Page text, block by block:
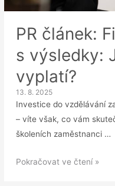
PR článek:
s výsledky:
vyplatí?
13. 8. 2025
Investice do vzdělávání
– víte však, co vám
školeních zaměstnanci …
PR
Pokračovat ve čtení »